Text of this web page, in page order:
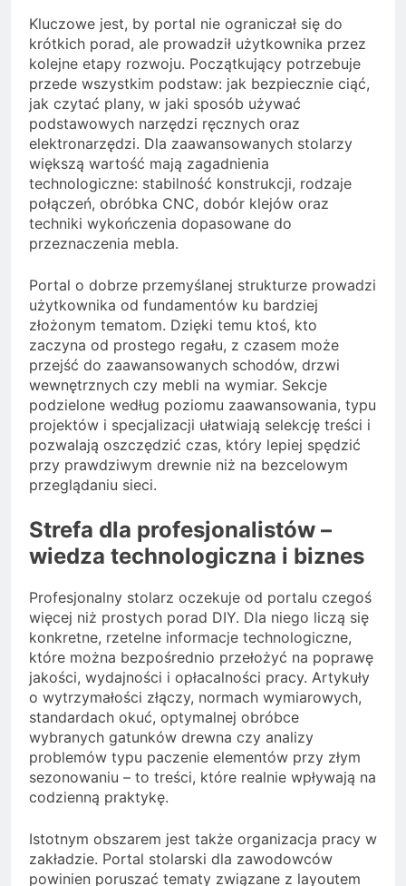
Kluczowe jest, by portal nie ograniczał się do
krótkich porad, ale prowadził użytkownika przez
kolejne etapy rozwoju. Początkujący potrzebuje
przede wszystkim podstaw: jak bezpiecznie ciąć,
jak czytać plany, w jaki sposób używać
podstawowych narzędzi ręcznych oraz
elektronarzędzi. Dla zaawansowanych stolarzy
większą wartość mają zagadnienia
technologiczne: stabilność konstrukcji, rodzaje
połączeń, obróbka CNC, dobór klejów oraz
techniki wykończenia dopasowane do
przeznaczenia mebla.
Portal o dobrze przemyślanej strukturze prowadzi
użytkownika od fundamentów ku bardziej
złożonym tematom. Dzięki temu ktoś, kto
zaczyna od prostego regału, z czasem może
przejść do zaawansowanych schodów, drzwi
wewnętrznych czy mebli na wymiar. Sekcje
podzielone według poziomu zaawansowania, typu
projektów i specjalizacji ułatwiają selekcję treści i
pozwalają oszczędzić czas, który lepiej spędzić
przy prawdziwym drewnie niż na bezcelowym
przeglądaniu sieci.
Strefa dla profesjonalistów –
wiedza technologiczna i biznes
Profesjonalny stolarz oczekuje od portalu czegoś
więcej niż prostych porad DIY. Dla niego liczą się
konkretne, rzetelne informacje technologiczne,
które można bezpośrednio przełożyć na poprawę
jakości, wydajności i opłacalności pracy. Artykuły
o wytrzymałości złączy, normach wymiarowych,
standardach okuć, optymalnej obróbce
wybranych gatunków drewna czy analizy
problemów typu paczenie elementów przy złym
sezonowaniu – to treści, które realnie wpływają na
codzienną praktykę.
Istotnym obszarem jest także organizacja pracy w
zakładzie. Portal stolarski dla zawodowców
powinien poruszać tematy związane z layoutem